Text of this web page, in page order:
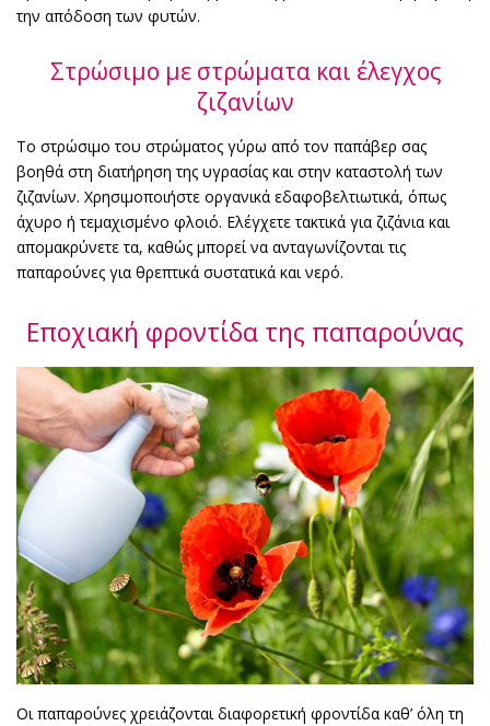
την απόδοση των φυτών.
Στρώσιμο με στρώματα και έλεγχος
ζιζανίων
Το στρώσιμο του στρώματος γύρω από τον παπάβερ σας
βοηθά στη διατήρηση της υγρασίας και στην καταστολή των
ζιζανίων. Χρησιμοποιήστε οργανικά εδαφοβελτιωτικά, όπως
άχυρο ή τεμαχισμένο φλοιό. Ελέγχετε τακτικά για ζιζάνια και
απομακρύνετε τα, καθώς μπορεί να ανταγωνίζονται τις
παπαρούνες για θρεπτικά συστατικά και νερό.
Εποχιακή φροντίδα της παπαρούνας
Οι παπαρούνες χρειάζονται διαφορετική φροντίδα καθ’ όλη τη